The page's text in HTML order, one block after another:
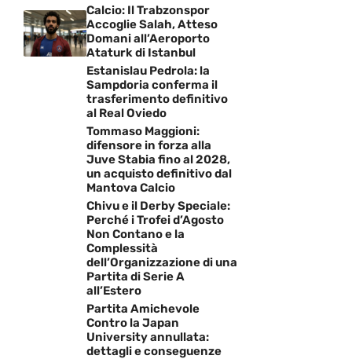
Calcio: Il Trabzonspor
Accoglie Salah, Atteso
Domani all’Aeroporto
Ataturk di Istanbul
Estanislau Pedrola: la
Sampdoria conferma il
trasferimento definitivo
al Real Oviedo
Tommaso Maggioni:
difensore in forza alla
Juve Stabia fino al 2028,
un acquisto definitivo dal
Mantova Calcio
Chivu e il Derby Speciale:
Perché i Trofei d’Agosto
Non Contano e la
Complessità
dell’Organizzazione di una
Partita di Serie A
all’Estero
Partita Amichevole
Contro la Japan
University annullata:
dettagli e conseguenze